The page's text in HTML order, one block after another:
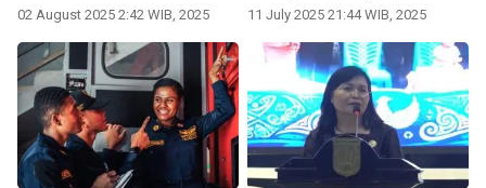
02 August 2025 2:42 WIB, 2025 11 July 2025 21:44 WIB, 2025